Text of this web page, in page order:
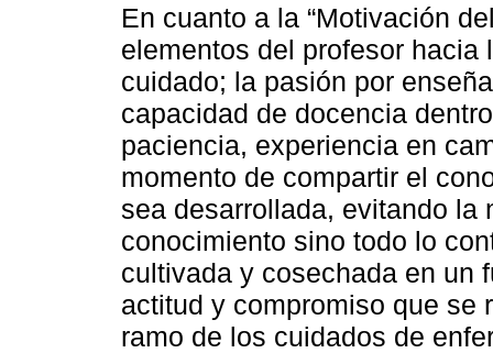
En cuanto a la “Motivación
elementos del profesor
cuidado; la pasión por
capacidad de docencia
paciencia, experiencia en
momento de compartir el
sea desarrollada, evitando la
conocimiento sino todo lo
cultivada y cosechada en un
actitud y compromiso que se
ramo de los cuidados de